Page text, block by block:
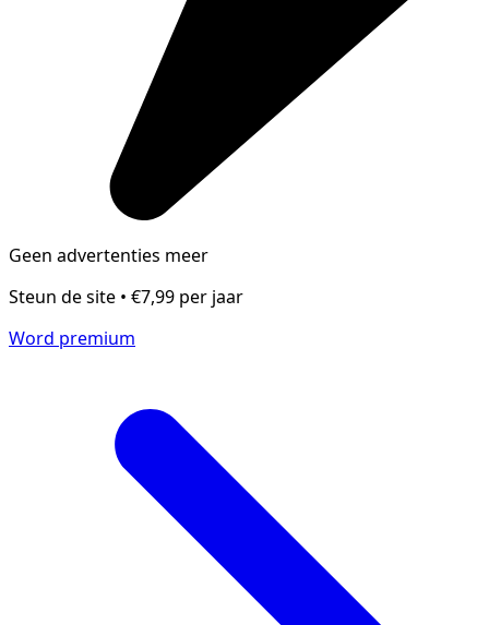
Geen advertenties meer
Steun de site • €7,99 per jaar
Word premium